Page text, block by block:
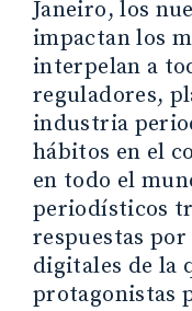
Janeiro, los
impactan los
interpelan a
reguladores,
industria
hábitos en el
en todo el
periodísticos
respuestas
digitales de la
protagonistas